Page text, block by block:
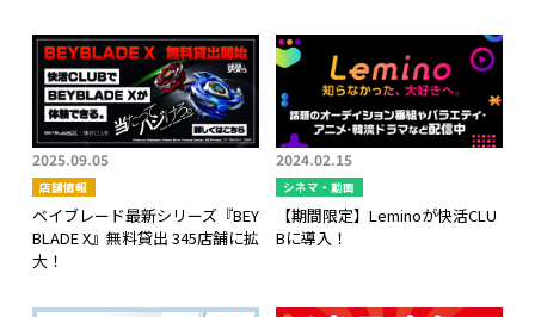
2025.09.05
店舗情報
ベイブレード最新シリーズ『BEY
BLADE X』無料貸出 345店舗に拡
大！
2024.02.15
シネマ・動画
【期間限定】Leminoが快活CLU
Bに導入！